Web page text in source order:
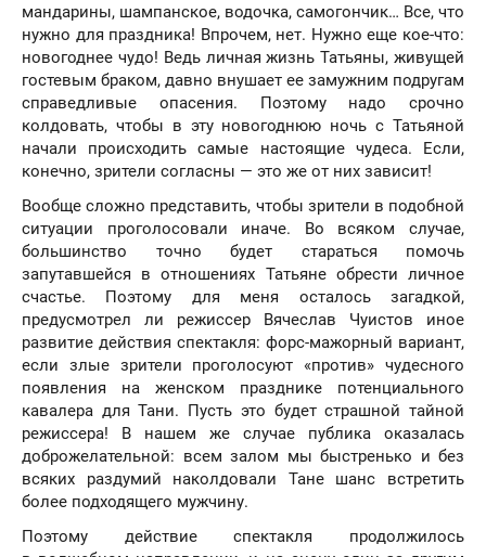
мандарины, шампанское, водочка, самогончик… Все, что
нужно для праздника! Впрочем, нет. Нужно еще кое-что:
новогоднее чудо! Ведь личная жизнь Татьяны, живущей
гостевым браком, давно внушает ее замужним подругам
справедливые опасения. Поэтому надо срочно
колдовать, чтобы в эту новогоднюю ночь с Татьяной
начали происходить самые настоящие чудеса. Если,
конечно, зрители согласны — это же от них зависит!
Вообще сложно представить, чтобы зрители в подобной
ситуации проголосовали иначе. Во всяком случае,
большинство точно будет стараться помочь
запутавшейся в отношениях Татьяне обрести личное
счастье. Поэтому для меня осталось загадкой,
предусмотрел ли режиссер Вячеслав Чуистов иное
развитие действия спектакля: форс-мажорный вариант,
если злые зрители проголосуют «против» чудесного
появления на женском празднике потенциального
кавалера для Тани. Пусть это будет страшной тайной
режиссера! В нашем же случае публика оказалась
доброжелательной: всем залом мы быстренько и без
всяких раздумий наколдовали Тане шанс встретить
более подходящего мужчину.
Поэтому действие спектакля продолжилось